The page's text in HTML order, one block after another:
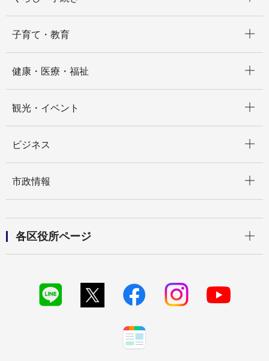
子育て・教育
健康・医療・福祉
観光・イベント
ビジネス
市政情報
各区役所ページ